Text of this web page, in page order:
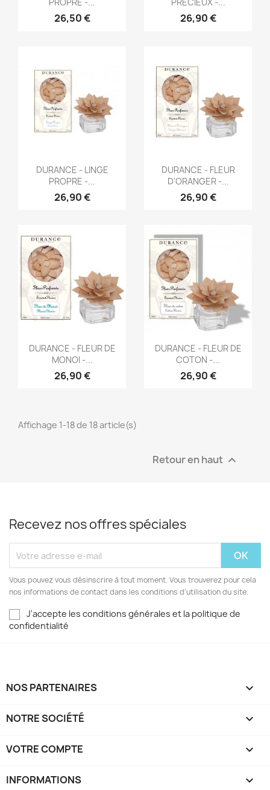
PROPRE -...
26,50 €
PRECIEUX -...
26,90 €
 Aperçu rapide
DURANCE - LINGE
PROPRE -...
26,90 €
 Aperçu rapide
DURANCE - FLEUR
D'ORANGER -...
26,90 €
Aperçu rapide
DURANCE - FLEUR DE
MONOI -...
26,90 €
Aperçu rapide
DURANCE - FLEUR DE
COTON -...
26,90 €
Affichage 1-18 de 18 article(s)
Retour en haut 
Recevez nos offres spéciales
Vous pouvez vous désinscrire à tout moment. Vous trouverez pour cela
nos informations de contact dans les conditions d'utilisation du site.
J'accepte les conditions générales et la politique de
confidentialité
NOS PARTENAIRES 
NOTRE SOCIÉTÉ 
VOTRE COMPTE 
INFORMATIONS keyboard_arrow_down